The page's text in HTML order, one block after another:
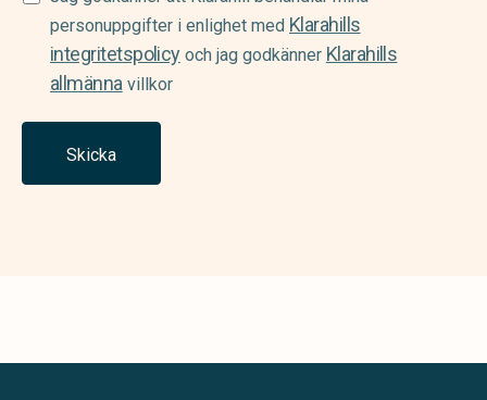
(Required)
personuppgifter i enlighet med Klarahills
integritetspolicyoch jag godkänner Klarahills
allmännavillkor
Skicka